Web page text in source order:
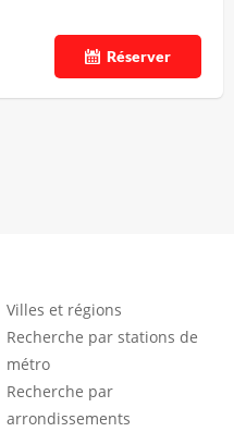
Réserver
Villes et régions
Recherche par stations de
métro
Recherche par
arrondissements